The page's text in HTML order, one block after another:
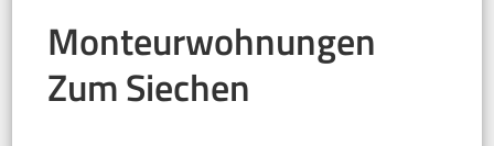
Monteurwohnungen
Zum Siechen